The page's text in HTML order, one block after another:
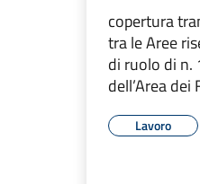
copertura
tra le Aree
di ruolo di n.
dell’Area dei
Lavoro